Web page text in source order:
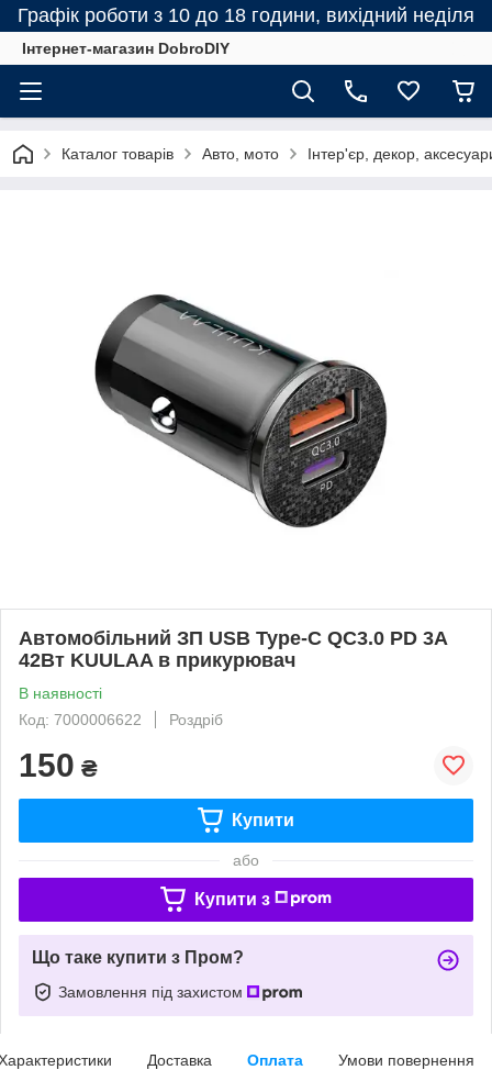
Графік роботи з 10 до 18 години, вихідний неділя
Інтернет-магазин DobroDIY
Каталог товарів Авто, мото Інтер'єр, декор,
Автомобільний ЗП USB Type-C QC3.0 PD 3А
42Вт KUULAA в прикурювач
В наявності
Код: 7000006622
Роздріб
150 ₴
Купити
або
Купити з
Що таке купити з Пром?
Замовлення під захистом
Доставка Оплата Умови повернення